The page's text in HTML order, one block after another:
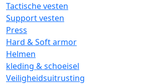
Tactische vesten
Support vesten
Press
Hard & Soft armor
Helmen
kleding & schoeisel
Veiligheidsuitrusting